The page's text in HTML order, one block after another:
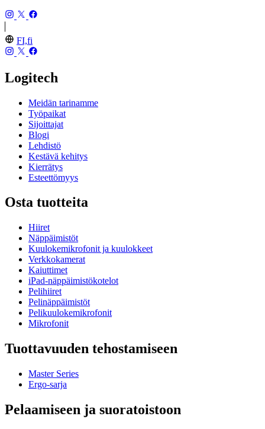
FI,fi
Logitech
Meidän tarinamme
Työpaikat
Sijoittajat
Blogi
Lehdistö
Kestävä kehitys
Kierrätys
Esteettömyys
Osta tuotteita
Hiiret
Näppäimistöt
Kuulokemikrofonit ja kuulokkeet
Verkkokamerat
Kaiuttimet
iPad-näppäimistökotelot
Pelihiiret
Pelinäppäimistöt
Pelikuulokemikrofonit
Mikrofonit
Tuottavuuden tehostamiseen
Master Series
Ergo-sarja
Pelaamiseen ja suoratoistoon